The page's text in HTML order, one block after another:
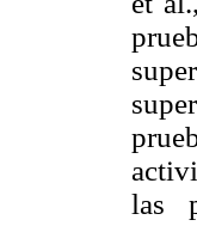
las